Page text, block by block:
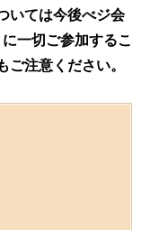
いては今後べジ会
一切ご参加するこ
注意ください。